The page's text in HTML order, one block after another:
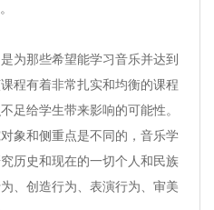
那些希望能学习音乐并达到
程有着非常扎实和均衡的课程
足给学生带来影响的可能性。
和侧重点是不同的，音乐学
历史和现在的一切个人和民族
、创造行为、表演行为、审美